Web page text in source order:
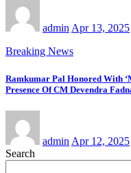
adminApr 13, 2025
Breaking News
Ramkumar Pal Honored With
Presence Of CM Devendra
admin Apr 12, 2025
Search